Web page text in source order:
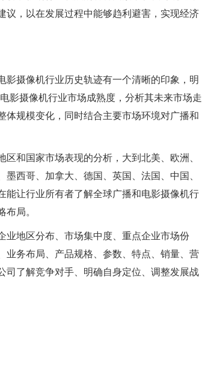
议，以在发展过程中能够趋利避害，实现经济
摄像机行业历史轨迹有一个清晰的印象，明
影摄像机行业市场成熟度，分析其未来市场走
规模变化，同时结合主要市场环境对广播和
和国家市场表现的分析，大到北美、欧洲、
西哥、加拿大、德国、英国、法国、中国、
能让行业所有者了解全球广播和电影摄像机行
局。
业地区分布、市场集中度、重点企业市场份
业务布局、产品规格、参数、特点、销量、营
司了解竞争对手、明确自身定位、调整发展战